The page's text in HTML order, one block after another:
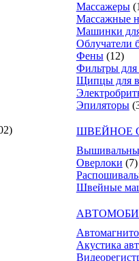
Массажеры
Массажные
Машинки
Облучатели
Фены (12)
Фильтры
Щипцы для
Эпиляторы
ШВЕЙНОЕ
Оверлоки (7)
Швейные
Акустика